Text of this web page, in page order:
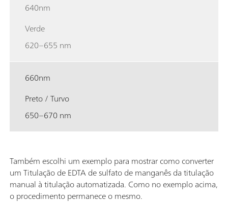
640nm
Verde
620–655 nm
660nm
Preto / Turvo
650–670 nm
Também escolhi um exemplo para mostrar como converter
um Titulação de EDTA de sulfato de manganês da titulação
manual à titulação automatizada. Como no exemplo acima,
o procedimento permanece o mesmo.